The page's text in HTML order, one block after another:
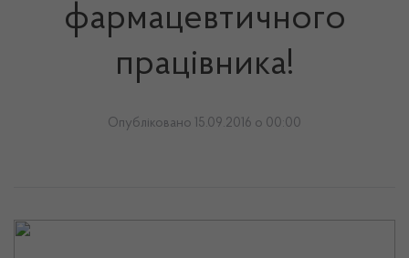
фармацевтичного
працівника!
Опубліковано 15.09.2016 о 00:00